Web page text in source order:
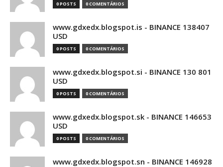
0 POSTS 0 COMENTÁRIOS
www.gdxedx.blogspot.is - BINANCE 138407
USD
0 POSTS 0 COMENTÁRIOS
www.gdxedx.blogspot.si - BINANCE 130 801
USD
0 POSTS 0 COMENTÁRIOS
www.gdxedx.blogspot.sk - BINANCE 146653
USD
0 POSTS 0 COMENTÁRIOS
www.gdxedx.blogspot.sn - BINANCE 146928